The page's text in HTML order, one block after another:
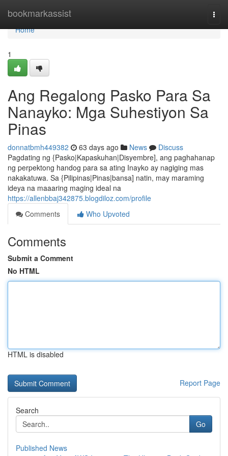
bookmarkassist
Home
Home
1
Ang Regalong Pasko Para Sa
Nanayko: Mga Suhestiyon Sa
Pinas
donnatbmh449382 63 days ago News
Discuss
Pagdating ng {Pasko|Kapaskuhan|Disyembre], ang paghahanap
ng perpektong handog para sa ating Inayko ay nagiging mas
nakakatuwa. Sa {Pilipinas|Pinas|bansa] natin, may maraming
ideya na maaaring maging ideal na
https://allenbbaj342875.blogdiloz.com/profile
Comments
Who Upvoted
Comments
Submit a Comment
No HTML
HTML is disabled
Report Page
Search
Go
Published News